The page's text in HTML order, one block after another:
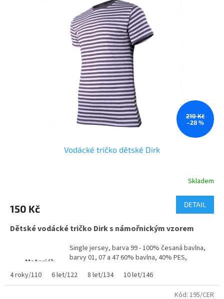
210 Kč
–28 %
Vodácké tričko dětské Dirk
je
z
Skladem
150 Kč DETAIL
Dětské vodácké tričko Dirk s námořnickým vzorem
Materiál:
Single jersey, barva 99 - 100% česaná bavlna,
barvy 01, 07 a 47 60% bavlna, 40% PES,
barveno v přízi
Plošná hmotnost:150 - 160 g/m2
4 roky/110 6 let/122 8 let/134 10 let/146
Kód: 195/CER